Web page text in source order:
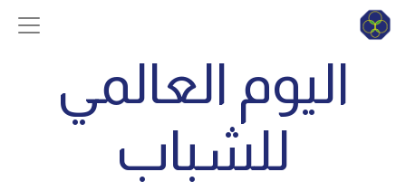
اليوم العالمي
للشباب